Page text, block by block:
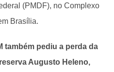
(PMDF), no Complexo
Brasília.
também pediu a perda da
Augusto Heleno,